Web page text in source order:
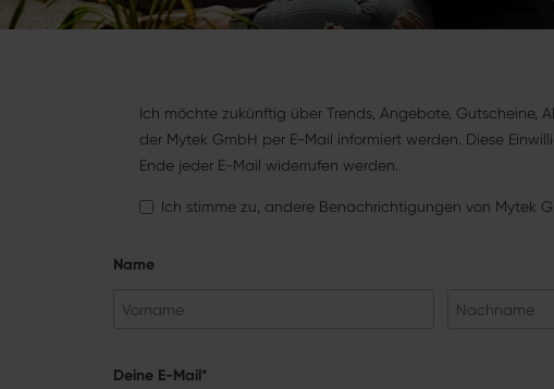
Ich möchte zukünftig über Trends, Angebote, Gutscheine,
der Mytek GmbH per E-Mail informiert werden. Diese
Ende jeder E-Mail widerrufen werden.
Ich stimme zu, andere Benachrichtigungen von Mytek
Name
Deine E-Mail*